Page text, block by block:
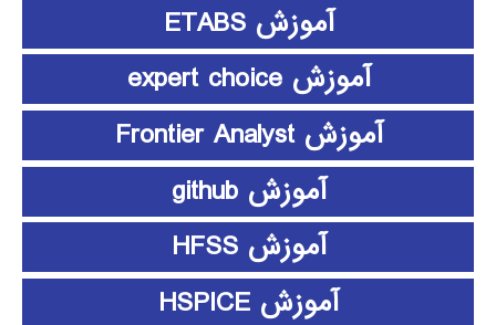
آموزش ETABS
آموزش expert choice
آموزش Frontier Analyst
آموزش github
آموزش HFSS
آموزش HSPICE